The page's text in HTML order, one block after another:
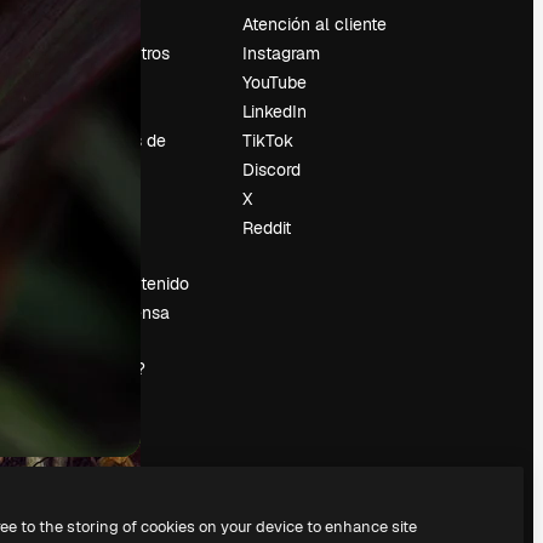
Sobre nosotros
Tendencias de
Vender contenido
Sala de prensa
magnific.ai?
Atención al cliente
Instagram
YouTube
LinkedIn
TikTok
Discord
X
Reddit
to the storing of cookies on your device to enhance site